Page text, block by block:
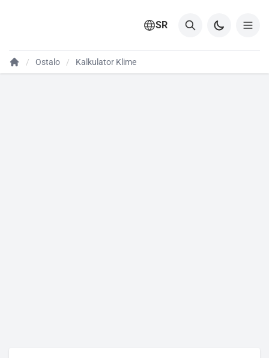
SR
Ostalo Kalkulator Klime